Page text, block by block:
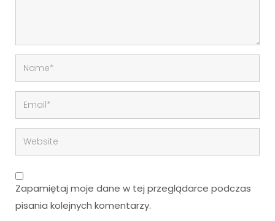
Zapamiętaj moje dane w tej przeglądarce podczas
pisania kolejnych komentarzy.